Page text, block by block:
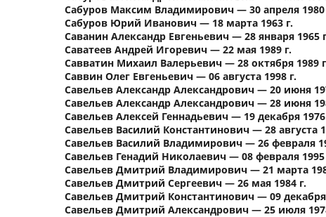
Сабуров Максим Владимирович — 30 апреля 1980
Сабуров Юрий Иванович — 18 марта 1963 г.
Саванин Александр Евгеньевич — 28 января 1965
Саватеев Андрей Игоревич — 22 мая 1989 г.
Савватин Михаил Валерьевич — 28 октября 1989
Саввин Олег Евгеньевич — 06 августа 1998 г.
Савельев Александр Александрович — 20 июня
Савельев Александр Александрович — 28 июня
Савельев Алексей Геннадьевич — 19 декабря 1976
Савельев Василий Константинович — 28 августа
Савельев Василий Владимирович — 26 февраля
Савельев Генадий Николаевич — 08 февраля 1995
Савельев Дмитрий Владимирович — 21 марта
Савельев Дмитрий Сергеевич — 26 мая 1984 г.
Савельев Дмитрий Константинович — 09 декабря
Савельев Дмитрий Александрович — 25 июля